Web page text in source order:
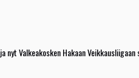
nyt Valkeakosken Hakaan